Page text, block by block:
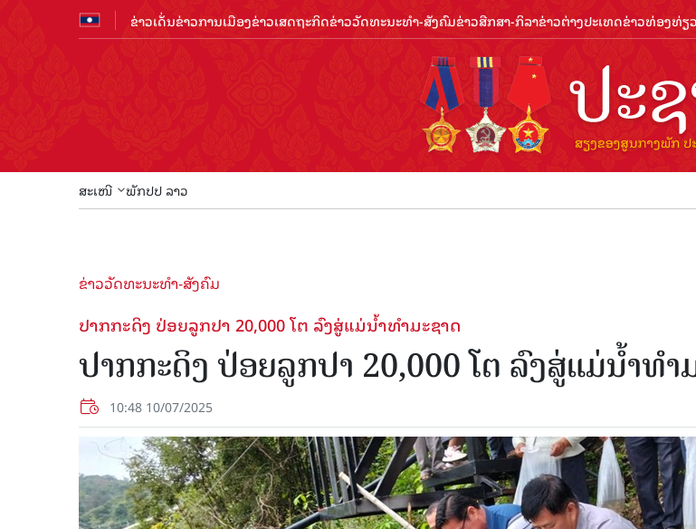
ຂ່າວເດັ່ນຂ່າວການເມືອງຂ່າວເສດຖະກິດຂ່າວວັດທະນະທຳ-ສັງຄົມຂ່າວສືກສາ-ກິລາຂ່າວຕ່າງປະເທດຂ່າວທ່ອງທ່ຽວ
ສະເໜີ ພັກປປ ລາວ
ຂ່າວວັດທະນະທຳ-ສັງຄົມ
ປາກກະດິງ ປ່ອຍລູກປາ 20,000 ໂຕ ລົງສູ່ແມ່ນ້ຳທຳມະຊາດ
ປາກກະດິງ ປ່ອຍລູກປາ 20,000 ໂຕ ລົງສູ່ແມ່ນ້ຳທຳ
10:48 10/07/2025